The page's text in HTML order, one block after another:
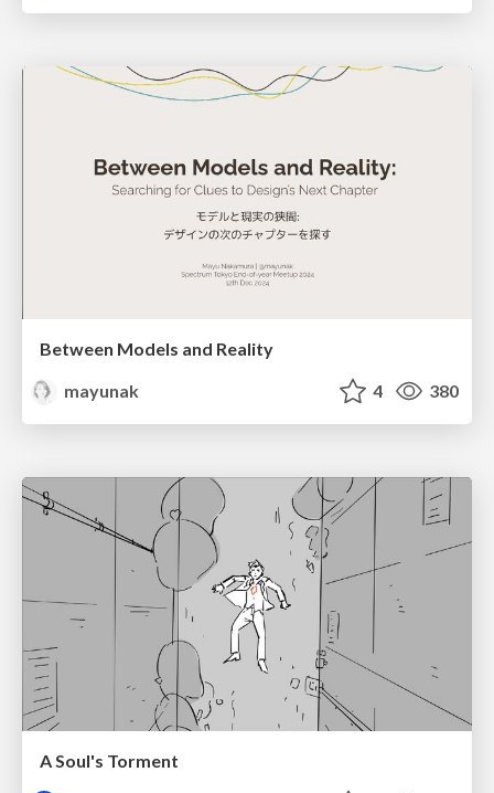
Between Models and Reality
mayunak
4 380
A Soul's Torment